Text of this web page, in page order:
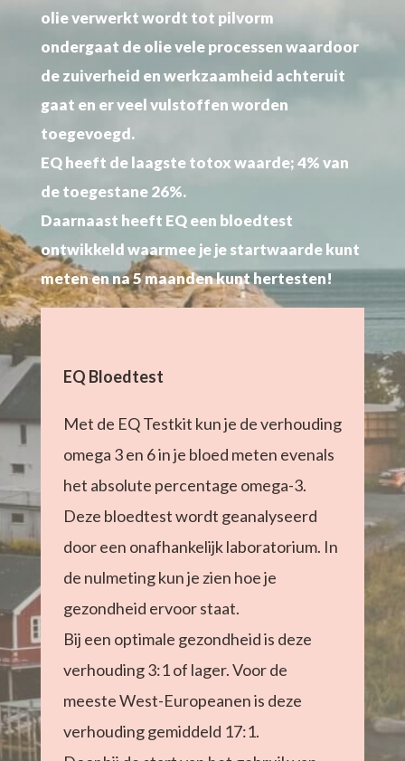
olie verwerkt wordt tot pilvorm
ondergaat de olie vele processen waardoor
de zuiverheid en werkzaamheid achteruit
gaat en er veel vulstoffen worden
toegevoegd.
EQ heeft de laagste totox waarde; 4% van
de toegestane 26%.
Daarnaast heeft EQ een bloedtest
ontwikkeld waarmee je je startwaarde kunt
meten en na 5 maanden kunt hertesten!
EQ Bloedtest
Met de EQ Testkit kun je de verhouding
omega 3 en 6 in je bloed meten evenals
het absolute percentage omega-3.
Deze bloedtest wordt geanalyseerd
door een onafhankelijk laboratorium. In
de nulmeting kun je zien hoe je
gezondheid ervoor staat.
Bij een optimale gezondheid is deze
verhouding 3:1 of lager. Voor de
meeste West-Europeanen is deze
verhouding gemiddeld 17:1.